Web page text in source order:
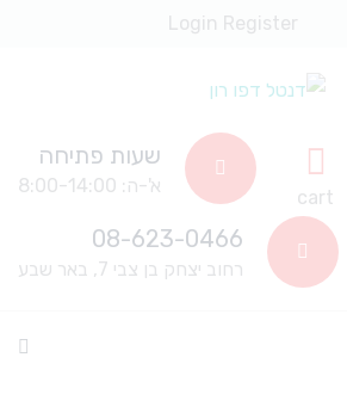
Login Register
cart
שעות פתיחה
א'-ה: 8:00-14:00
08-623-0466
רחוב יצחק בן צבי 7, באר שבע